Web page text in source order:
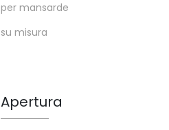
per mansarde
su misura
Apertura